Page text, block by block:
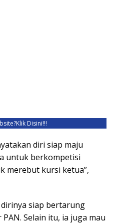
Klik Disini!!!
diri siap maju
untuk berkompetisi
merebut kursi ketua”,
siap bertarung
Selain itu, ia juga mau